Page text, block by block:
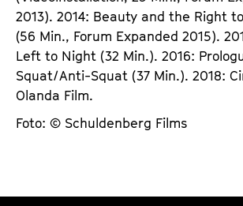
2013). 2014: Beauty and the Right
(56 Min., Forum Expanded 2015).
Left to Night (32 Min.). 2016:
Squat/Anti-Squat (37 Min.). 2018:
Olanda Film.
Foto: © Schuldenberg Films